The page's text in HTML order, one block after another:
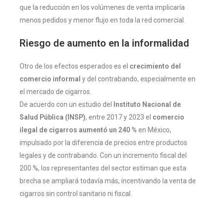
que la reducción en los volúmenes de venta implicaría
menos pedidos y menor flujo en toda la red comercial.
Riesgo de aumento en la informalidad
Otro de los efectos esperados es el crecimiento del
comercio informal y del contrabando, especialmente en
el mercado de cigarros.
De acuerdo con un estudio del Instituto Nacional de
Salud Pública (INSP), entre 2017 y 2023 el comercio
ilegal de cigarros aumentó un 240 % en México,
impulsado por la diferencia de precios entre productos
legales y de contrabando. Con un incremento fiscal del
200 %, los representantes del sector estiman que esta
brecha se ampliará todavía más, incentivando la venta de
cigarros sin control sanitario ni fiscal.